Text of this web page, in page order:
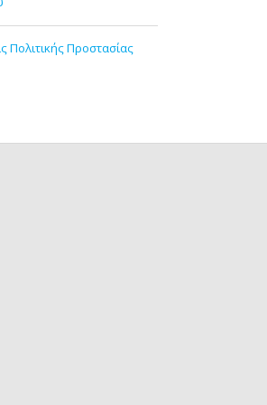
Πολιτικής Προστασίας